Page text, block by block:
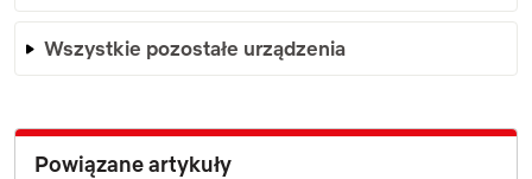
Wszystkie pozostałe urządzenia
Powiązane artykuły